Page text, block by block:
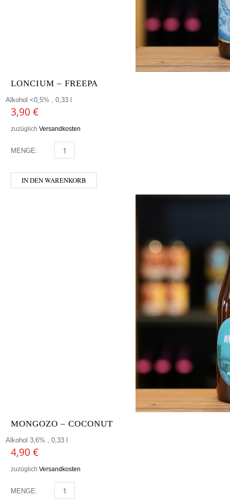
LONCIUM – FREEPA
Alkohol <0,5% , 0,33 l
3,90 €
zuzüglich Versandkosten
MENGE: LONCIUM - FREEPA MENGE
IN DEN WARENKORB
MONGOZO – COCONUT
Alkohol 3,6% , 0,33 l
4,90 €
zuzüglich Versandkosten
MENGE: MONGOZO - COCONUT MENGE